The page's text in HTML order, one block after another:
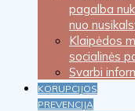
pagalba
nuo
Klaipėdos
socialinės
Svarbi
KORUPCIJOS
PREVENCIJA